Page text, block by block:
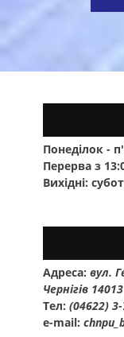
Понеділок -
Перерва з
Вихідні:
Адреса: вул.
Чернігів 14013
Тел: (04622)
e-mail: